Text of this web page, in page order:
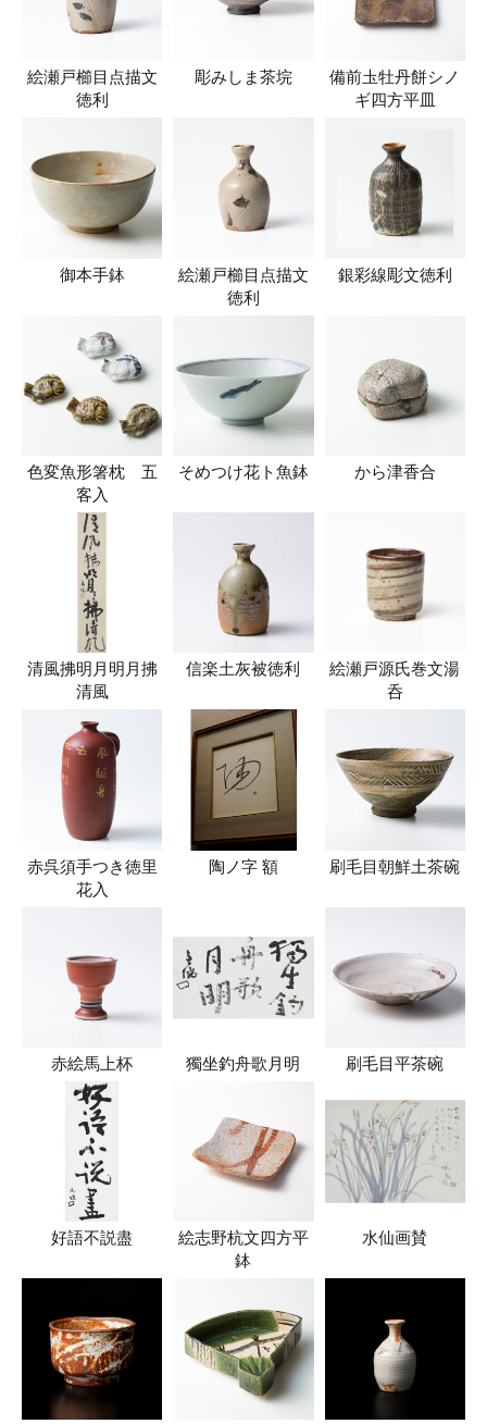
絵瀬戸櫛目点描文
徳利
彫みしま茶垸
備前圡牡丹餅シノ
ギ四方平皿
御本手鉢
絵瀬戸櫛目点描文
徳利
銀彩線彫文徳利
色変魚形箸枕 五
客入
そめつけ花ト魚鉢 から津香合
清風拂明月明月拂
清風
信楽土灰被徳利
絵瀬戸源氏巻文湯
呑
赤呉須手つき徳里
花入
陶ノ字 額 刷毛目朝鮮土茶碗
赤絵馬上杯 獨坐釣舟歌月明 刷毛目平茶碗
好語不説盡
絵志野杭文四方平
鉢
水仙画賛